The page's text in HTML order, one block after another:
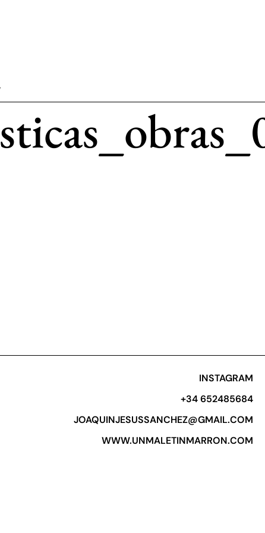
INSTAGRAM
+34 652485684​
JOAQUINJESUSSANCHEZ@GMAIL.COM
WWW.UNMALETINMARRON.COM​